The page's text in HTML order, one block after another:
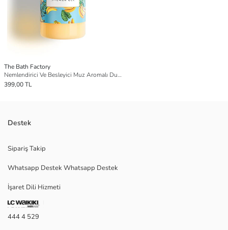
The Bath Factory
Nemlendirici Ve Besleyici Muz Aromalı Duş Jeli 400 ml
399,00 TL
Destek
Sipariş Takip
Whatsapp Destek Whatsapp Destek
İşaret Dili Hizmeti
444 4 529